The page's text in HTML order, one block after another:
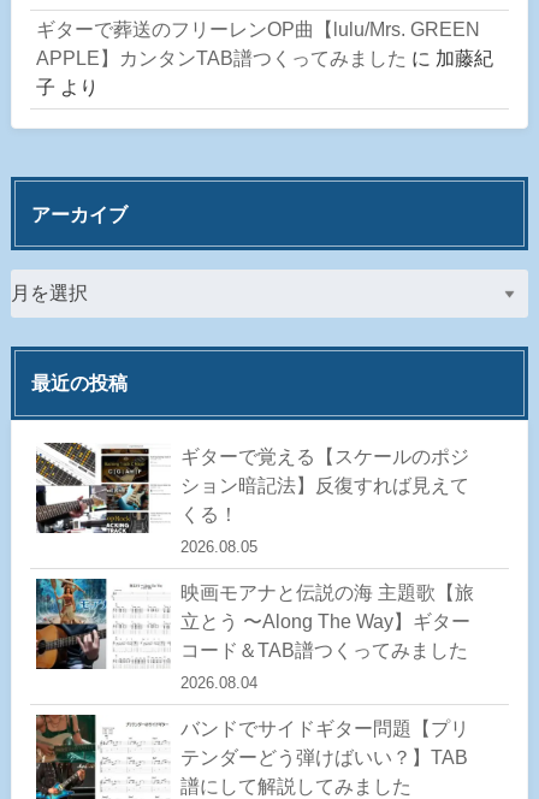
ギターで葬送のフリーレンOP曲【lulu/Mrs. GREEN
APPLE】カンタンTAB譜つくってみました に 加藤紀
子 より
アーカイブ
最近の投稿
ギターで覚える【スケールのポジ
ション暗記法】反復すれば見えて
くる！
2026.08.05
映画モアナと伝説の海 主題歌【旅
立とう 〜Along The Way】ギター
コード＆TAB譜つくってみました
2026.08.04
バンドでサイドギター問題【プリ
テンダーどう弾けばいい？】TAB
譜にして解説してみました